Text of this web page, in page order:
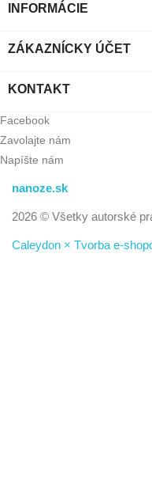
INFORMÁCIE
ZÁKAZNÍCKY ÚČET
KONTAKT
Facebook
Zavolajte nám
Napíšte nám
nanoze.sk
2026 © Všetky autorské
Caleydon × Tvorba e-